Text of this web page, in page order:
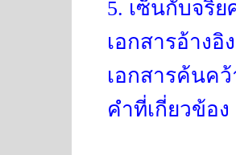
5. เซ็นกับจริย
เอกสารอ้างอิง
เอกสารค้นคว้
คำที่เกี่ยวข้อง